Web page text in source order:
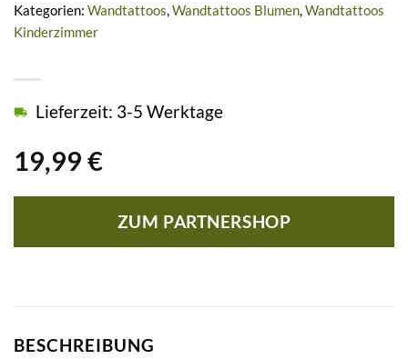
19,99 €
Lieferzeit: 3-5 Werktage
ZUM PARTNERSHOP
Kategorien: Wandtattoos Wandtattoos Blumen Wandtattoos
Kinderzimmer
BESCHREIBUNG